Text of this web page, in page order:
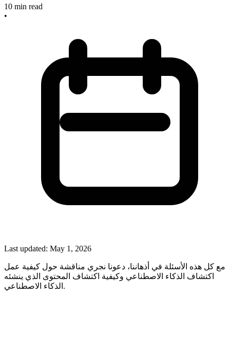
10 min read
•
Last updated: May 1, 2026
مع كل هذه الأسئلة في أذهاننا، دعونا نجري مناقشة حول كيفية عمل
اكتشاف الذكاء الاصطناعي وكيفية اكتشاف المحتوى الذي ينشئه
الذكاء الاصطناعي.